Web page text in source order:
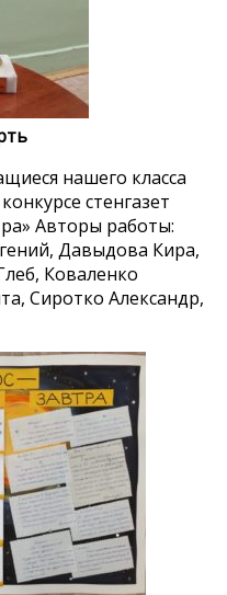
нашего класса
стенгазет
Авторы работы:
Давыдова Кира,
Коваленко
Сиротко Александр,